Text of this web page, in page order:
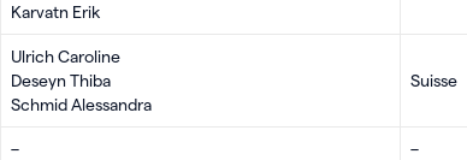
Karvatn Erik
Ulrich Caroline
Deseyn Thiba
Schmid Alessandra
Suisse
– –